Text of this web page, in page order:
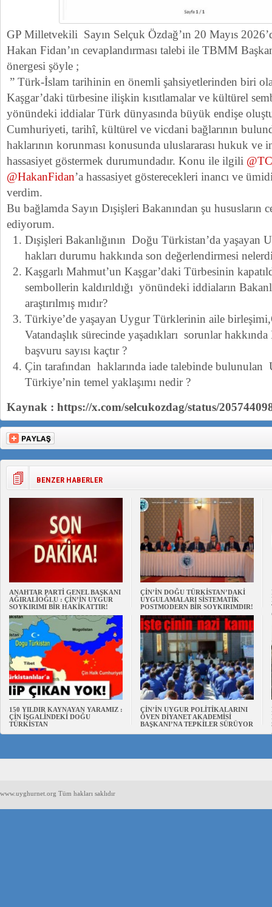
GP Milletvekili Sayın Selçuk Özdağ’ın 20 Mayıs
Hakan Fidan’ın cevaplandırması talebi ile TBMM
önergesi şöyle ;
” Türk-İslam tarihinin en önemli şahsiyetlerinden biri
Kaşgar’daki türbesine ilişkin kısıtlamalar ve kültürel
yönündeki iddialar Türk dünyasında büyük endişe
Cumhuriyeti, tarihî, kültürel ve vicdani bağlarının
haklarının korunması konusunda uluslararası hukuk ve
hassasiyet göstermek durumundadır. Konu ile ilgili
@HakanFidan’a hassasiyet gösterecekleri inancı ve
verdim.
Bu bağlamda Sayın Dışişleri Bakanından şu hususların
ediyorum.
Dışişleri Bakanlığının Doğu Türkistan’da
hakları durumu hakkında son değerlendirmesi
Kaşgarlı Mahmut’un Kaşgar’daki Türbesinin
sembollerin kaldırıldığı yönündeki iddiaların
araştırılmış mıdır?
Türkiye’de yaşayan Uygur Türklerinin aile
Vatandaşlık sürecinde yaşadıkları sorunlar hakkında
başvuru sayısı kaçtır ?
Çin tarafından haklarında iade talebinde
Türkiye’nin temel yaklaşımı nedir ?
Kaynak : https://x.com/selcukozdag/status/
BENZER HABERLER
ANAHTAR PARTİ GENEL BAŞKANI
AĞIRALİOĞLU : ÇİN’İN UYGUR
SOYKIRIMI BİR HAKİKATTIR!
ÇİN’İN DOĞU TÜRKİSTAN’DAKİ
UYGULAMALARI SİSTEMATİK
POSTMODERN BİR SOYKIRIMDIR!
150 YILDIR KAYNAYAN YARAMIZ :
ÇİN İŞGALİNDEKİ DOĞU
TÜRKİSTAN
ÇİN’İN UYGUR POLİTİKALARINI
ÖVEN DİYANET AKADEMİSİ
BAŞKANI’NA TEPKİLER SÜRÜYOR
www.uyghurnet.org Tüm hakları saklıdır